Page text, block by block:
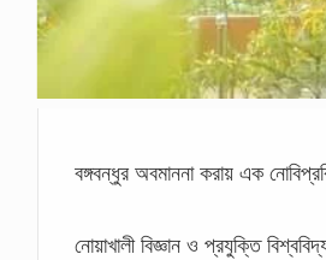
বঙ্গবন্ধুর অবমাননা করায় এক নোবিপ্রবি
নোয়াখালী বিজ্ঞান ও প্রযুক্তি